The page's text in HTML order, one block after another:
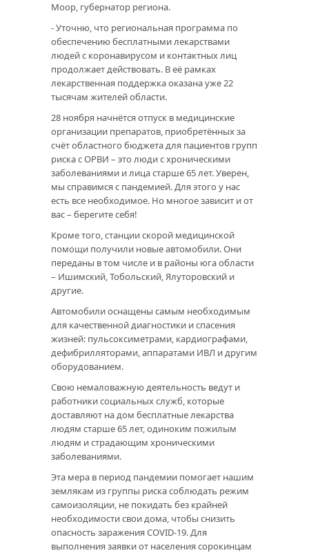
Моор, губернатор региона.
- Уточню, что региональная программа по
обеспечению бесплатными лекарствами
людей с коронавирусом и контактных лиц
продолжает действовать. В её рамках
лекарственная поддержка оказана уже 22
тысячам жителей области.
28 ноября начнётся отпуск в медицинские
организации препаратов, приобретённых за
счёт областного бюджета для пациентов групп
риска с ОРВИ – это люди с хроническими
заболеваниями и лица старше 65 лет. Уверен,
мы справимся с пандемией. Для этого у нас
есть все необходимое. Но многое зависит и от
вас – берегите себя!
Кроме того, станции скорой медицинской
помощи получили новые автомобили. Они
переданы в том числе и в районы юга области
– Ишимский, Тобольский, Ялуторовский и
другие.
Автомобили оснащены самым необходимым
для качественной диагностики и спасения
жизней: пульсоксиметрами, кардиографами,
дефибрилляторами, аппаратами ИВЛ и другим
оборудованием.
Свою немаловажную деятельность ведут и
работники социальных служб, которые
доставляют на дом бесплатные лекарства
людям старше 65 лет, одиноким пожилым
людям и страдающим хроническими
заболеваниями.
Эта мера в период пандемии помогает нашим
землякам из группы риска соблюдать режим
самоизоляции, не покидать без крайней
необходимости свои дома, чтобы снизить
опасность заражения COVID-19. Для
выполнения заявки от населения сорокинцам